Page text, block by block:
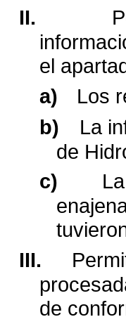
II.
el
a)
Los
b)
La
de
c)
III.
de